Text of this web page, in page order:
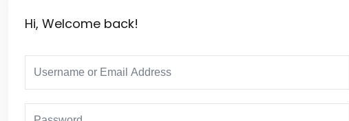
Hi, Welcome back!